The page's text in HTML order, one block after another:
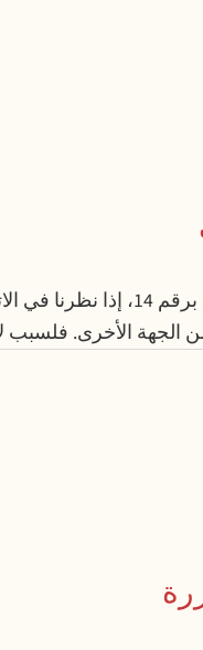
يبدو أن لدى الإدارة الأمريكية نوعاً من
الجهة الأخرى. فلسبب